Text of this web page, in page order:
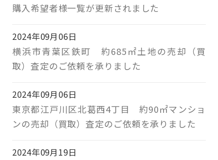
購入希望者様一覧が更新されました
2024年09月06日
横浜市青葉区鉄町 約685㎡土地の売却（買
取）査定のご依頼を承りました
2024年09月06日
東京都江戸川区北葛西4丁目 約90㎡マンショ
ンの売却（買取）査定のご依頼を承りました
2024年09月19日